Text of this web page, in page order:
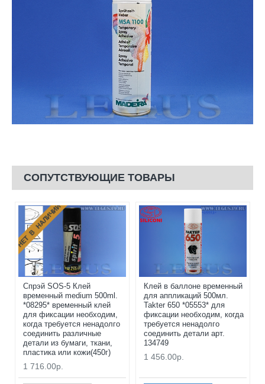
СОПУТСТВУЮЩИЕ ТОВАРЫ
НЕТ В НАЛИЧИИ
Спрэй SOS-5 Клей
временный medium 500ml.
*08295* временный клей
для фиксации необходим,
когда требуется ненадолго
соединить различные
детали из бумаги, ткани,
пластика или кожи(450г)
1 716.00р.
Клей в баллоне временный
для аппликаций 500мл.
Takter 650 *05553* для
фиксации необходим, когда
требуется ненадолго
соединить детали арт.
134749
1 456.00р.